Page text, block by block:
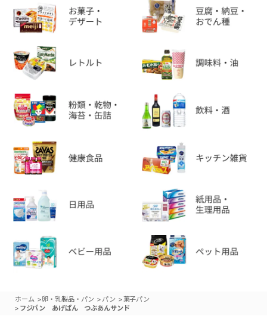
ホーム >卵・乳製品・パン > パン >菓子パン
> フジパン あげぱん つぶあんサンド